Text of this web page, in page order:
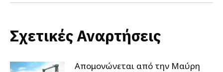
Σχετικές Αναρτήσεις
Απομονώνεται από την Μαύρη